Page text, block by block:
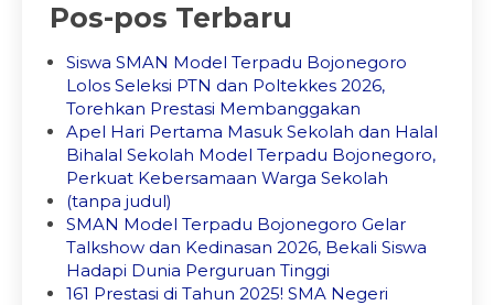
Pos-pos Terbaru
Siswa SMAN Model Terpadu Bojonegoro
Lolos Seleksi PTN dan Poltekkes 2026,
Torehkan Prestasi Membanggakan
Apel Hari Pertama Masuk Sekolah dan Halal
Bihalal Sekolah Model Terpadu Bojonegoro,
Perkuat Kebersamaan Warga Sekolah
(tanpa judul)
SMAN Model Terpadu Bojonegoro Gelar
Talkshow dan Kedinasan 2026, Bekali Siswa
Hadapi Dunia Perguruan Tinggi
161 Prestasi di Tahun 2025! SMA Negeri